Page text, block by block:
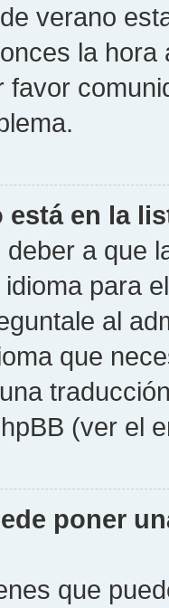
verano
la
favor
está en la
a que
para
al
que
(ver el
poner
que